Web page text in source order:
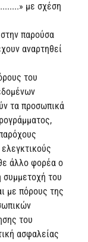
με σχέση
παρούσα
αναρτηθεί
του
τα προσωπικά
άλλο φορέα ο
συμμετοχή του
με πόρους της
του
ασφαλείας